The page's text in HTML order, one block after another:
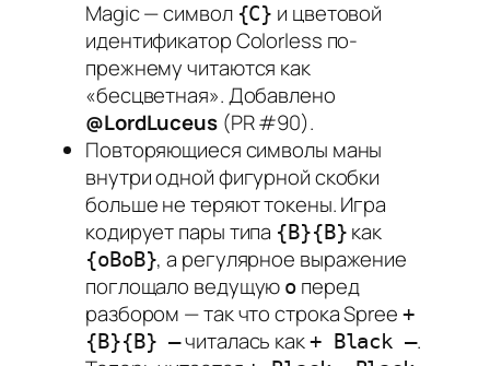
Magic — символ {C} и цветовой
идентификатор Colorless по-
прежнему читаются как
«бесцветная». Добавлено
@LordLuceus(PR #90).
Повторяющиеся символы маны
внутри одной фигурной скобки
больше не теряют токены. Игра
кодирует пары типа {B}{B} как
{oBoB}, а регулярное выражение
поглощало ведущую o перед
разбором — так что строка Spree +
{B}{B} —читалась как+ Black —.